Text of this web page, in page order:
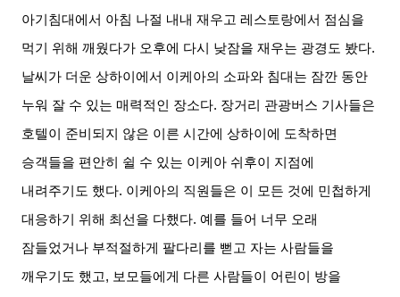
아기침대에서 아침 나절 내내 재우고 레스토랑에서 점심을
먹기 위해 깨웠다가 오후에 다시 낮잠을 재우는 광경도 봤다.
날씨가 더운 상하이에서 이케아의 소파와 침대는 잠깐 동안
누워 잘 수 있는 매력적인 장소다. 장거리 관광버스 기사들은
호텔이 준비되지 않은 이른 시간에 상하이에 도착하면
승객들을 편안히 쉴 수 있는 이케아 쉬후이 지점에
내려주기도 했다. 이케아의 직원들은 이 모든 것에 민첩하게
대응하기 위해 최선을 다했다.예를 들어 너무 오래
잠들었거나 부적절하게 팔다리를 뻗고 자는 사람들을
깨우기도 했고, 보모들에게 다른 사람들이 어린이 방을